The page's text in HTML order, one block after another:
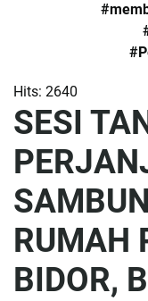
Hits: 2640
SESI
RUMAH
BIDOR,